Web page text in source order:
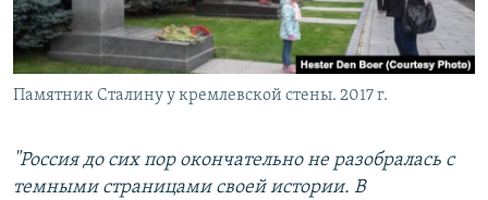
Памятник Сталину у кремлевской стены. 2017 г.
"Россия до сих пор окончательно не разобралась с
темными страницами своей истории. В